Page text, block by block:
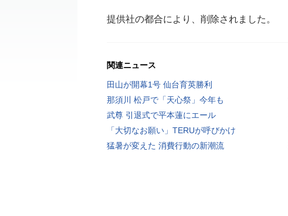
提供社の都合により、削除されました。
関連ニュース
田山が開幕1号 仙台育英勝利
那須川 松戸で「天心祭」今年も
武尊 引退式で平本蓮にエール
「大切なお願い」TERUが呼びかけ
猛暑が変えた 消費行動の新潮流